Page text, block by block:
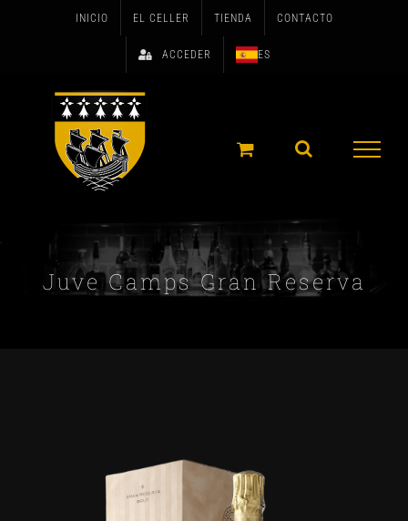
INICIO EL CELLER TIENDA CONTACTO
ACCEDER ES
Juve Camps Gran Reserva